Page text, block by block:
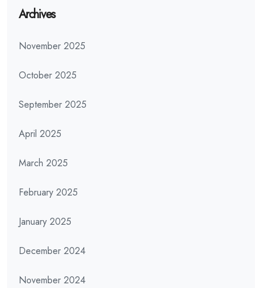
Archives
November 2025
October 2025
September 2025
April 2025
March 2025
February 2025
January 2025
December 2024
November 2024